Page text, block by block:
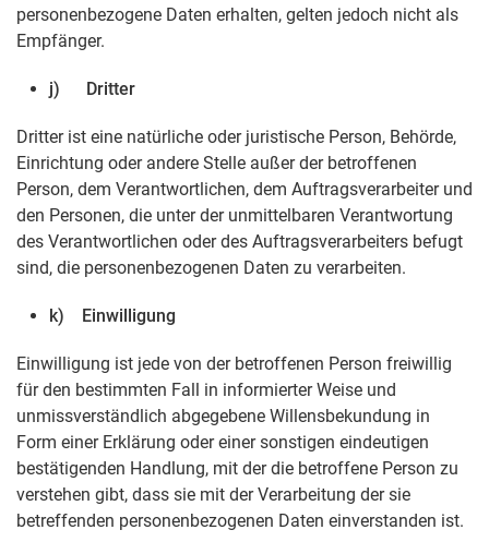
personenbezogene Daten erhalten, gelten jedoch nicht als
Empfänger.
j) Dritter
Dritter ist eine natürliche oder juristische Person, Behörde,
Einrichtung oder andere Stelle außer der betroffenen
Person, dem Verantwortlichen, dem Auftragsverarbeiter und
den Personen, die unter der unmittelbaren Verantwortung
des Verantwortlichen oder des Auftragsverarbeiters befugt
sind, die personenbezogenen Daten zu verarbeiten.
k) Einwilligung
Einwilligung ist jede von der betroffenen Person freiwillig
für den bestimmten Fall in informierter Weise und
unmissverständlich abgegebene Willensbekundung in
Form einer Erklärung oder einer sonstigen eindeutigen
bestätigenden Handlung, mit der die betroffene Person zu
verstehen gibt, dass sie mit der Verarbeitung der sie
betreffenden personenbezogenen Daten einverstanden ist.